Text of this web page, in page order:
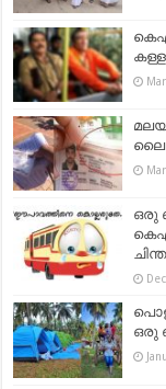
ഒരു
ഒരു